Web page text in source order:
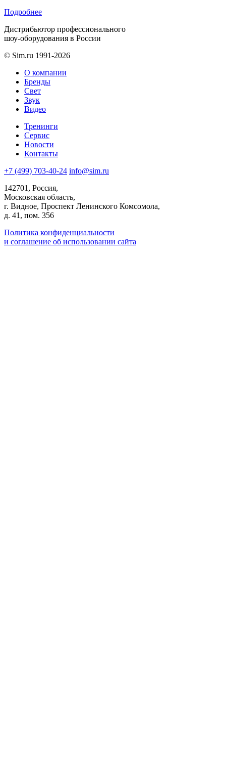
Подробнее
Дистрибьютор профессионального
шоу-оборудования в России
© Sim.ru 1991-2026
О компании
Бренды
Свет
Звук
Видео
Тренинги
Сервис
Новости
Контакты
+7 (499) 703-40-24 info@sim.ru
142701, Россия,
Московская область,
г. Видное, Проспект Ленинского Комсомола,
д. 41, пом. 356
Политика конфиденциальности
и соглашение об использовании сайта